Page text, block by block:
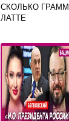
СКОЛЬКО ГРАММ
ЛАТТЕ